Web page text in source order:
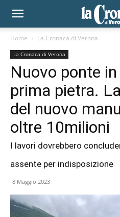
Home La Cronaca di Verona
La Cronaca di Verona
Nuovo ponte in
prima pietra.
del nuovo
oltre 10milioni
I lavori dovrebbero
assente per indisposizione
8 Maggio 2023